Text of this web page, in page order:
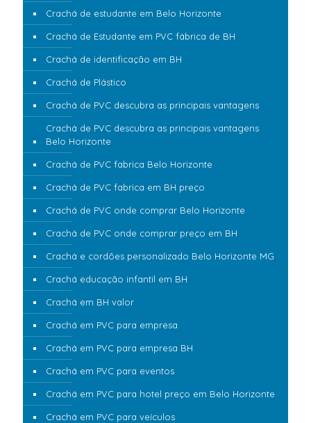
Crachá de estudante em Belo Horizonte
Crachá de Estudante em PVC fábrica de BH
Crachá de identificação em BH
Crachá de Plástico
Crachá de PVC descubra as principais vantagens
Crachá de PVC descubra as principais vantagens
Belo Horizonte
Crachá de PVC fabrica Belo Horizonte
Crachá de PVC fabrica em BH preço
Crachá de PVC onde comprar Belo Horizonte
Crachá de PVC onde comprar preço em BH
Crachá e cordões personalizado Belo Horizonte MG
Crachá educação infantil em BH
Crachá em BH valor
Crachá em PVC para empresa
Crachá em PVC para empresa BH
Crachá em PVC para eventos
Crachá em PVC para hotel preço em Belo Horizonte
Crachá em PVC para veículos